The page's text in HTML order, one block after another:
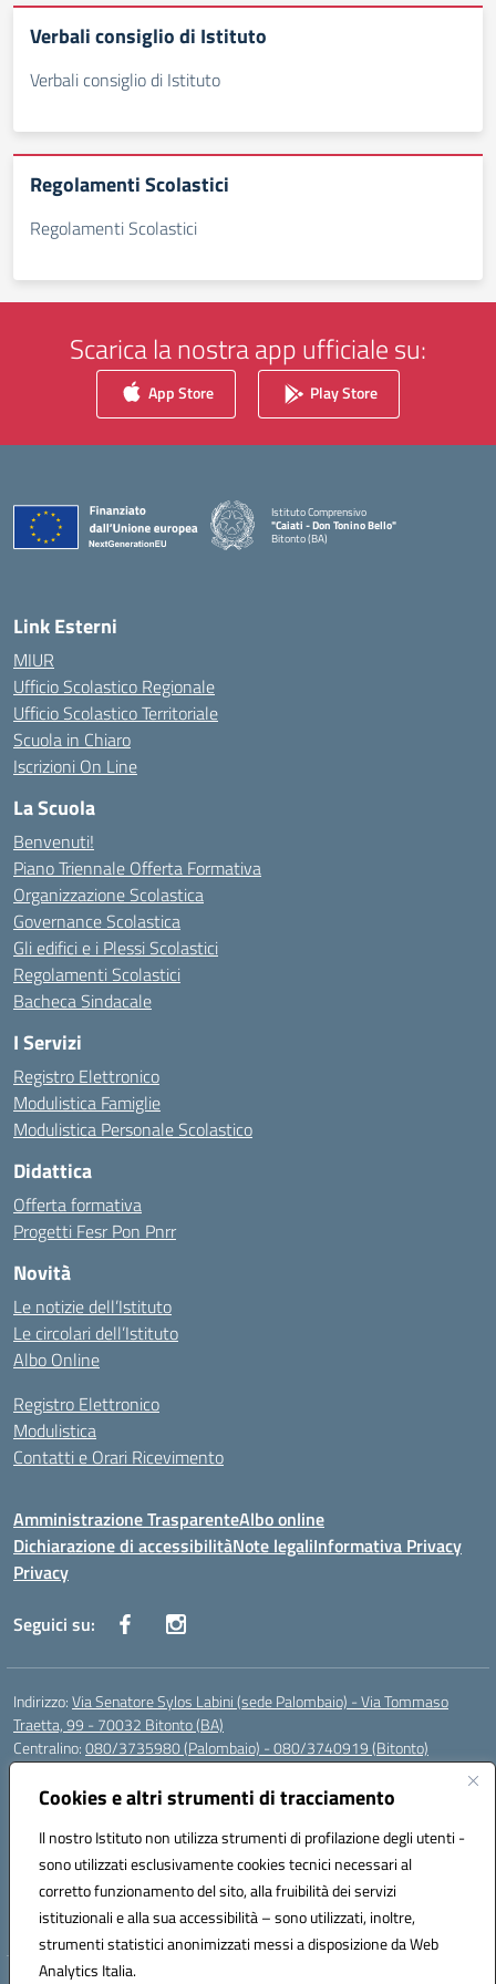
Cookies e altri strumenti di tracciamento
Il nostro Istituto non utilizza strumenti di profilazione degli utenti -
sono utilizzati esclusivamente cookies tecnici necessari al
corretto funzionamento del sito, alla fruibilità dei servizi
istituzionali e alla sua accessibilità – sono utilizzati, inoltre,
strumenti statistici anonimizzati messi a disposizione da Web
Analytics Italia.
Verbali consiglio di Istituto
Verbali consiglio di Istituto
Regolamenti Scolastici
Regolamenti Scolastici
Scarica la nostra app ufficiale su:
App Store Play Store
Istituto Comprensivo
"Caiati - Don Tonino Bello"
Bitonto (BA)
Link Esterni
MIUR
Ufficio Scolastico Regionale
Ufficio Scolastico Territoriale
Scuola in Chiaro
Iscrizioni On Line
La Scuola
Benvenuti!
Piano Triennale Offerta Formativa
Organizzazione Scolastica
Governance Scolastica
Gli edifici e i Plessi Scolastici
Regolamenti Scolastici
Bacheca Sindacale
I Servizi
Registro Elettronico
Modulistica Famiglie
Modulistica Personale Scolastico
Didattica
Offerta formativa
Progetti Fesr Pon Pnrr
Novità
Le notizie dell’Istituto
Le circolari dell’Istituto
Albo Online
Registro Elettronico
Modulistica
Contatti e Orari Ricevimento
Amministrazione TrasparenteAlbo online
Dichiarazione di accessibilitàNote legaliInformativa Privacy
Privacy
Seguici su:
Indirizzo:Via Senatore Sylos Labini (sede Palombaio) - Via Tommaso
Traetta, 99 - 70032 Bitonto (BA)
Centralino:080/3735980 (Palombaio) - 080/3740919 (Bitonto)
Email:
Posta elettronica certificata (PEC):baic80800a@pec.istruzione.it
Codice fiscale: 93360210723
Codice meccanografico:BAIC80800A
Codice Indice delle Pubbliche Amministrazioni (IPA): istsc_baic80800a
Codice unico di fatturazione (CUF): UFK0WW